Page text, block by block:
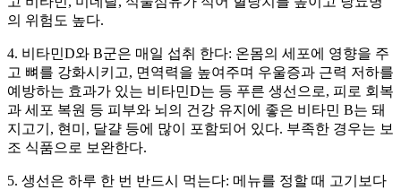
의 위험도 높다.
4. 비타민D와 B군은 매일 섭취 한다: 온몸의 세포에 영향을 주
고 뼈를 강화시키고, 면역력을 높여주며 우울증과 근력 저하를
예방하는 효과가 있는 비타민D는 등 푸른 생선으로, 피로 회복
과 세포 복원 등 피부와 뇌의 건강 유지에 좋은 비타민 B는 돼
지고기, 현미, 달걀 등에 많이 포함되어 있다. 부족한 경우는 보
조 식품으로 보완한다.
5. 생선은 하루 한 번 반드시 먹는다: 메뉴를 정할 때 고기보다